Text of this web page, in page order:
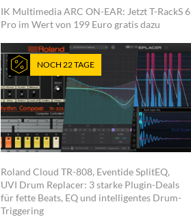
IK Multimedia ARC ON-EAR: Jetzt T-RackS 6
Pro im Wert von 199 Euro gratis dazu
NOCH 22 TAGE
Roland Cloud TR-808, Eventide SplitEQ,
UVI Drum Replacer: 3 starke Plugin-Deals
für fette Beats, EQ und intelligentes Drum-
Triggering